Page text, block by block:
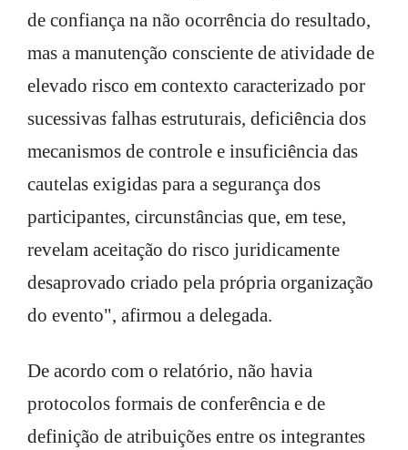
de confiança na não ocorrência do resultado,
mas a manutenção consciente de atividade de
elevado risco em contexto caracterizado por
sucessivas falhas estruturais, deficiência dos
mecanismos de controle e insuficiência das
cautelas exigidas para a segurança dos
participantes, circunstâncias que, em tese,
revelam aceitação do risco juridicamente
desaprovado criado pela própria organização
do evento", afirmou a delegada.
De acordo com o relatório, não havia
protocolos formais de conferência e de
definição de atribuições entre os integrantes